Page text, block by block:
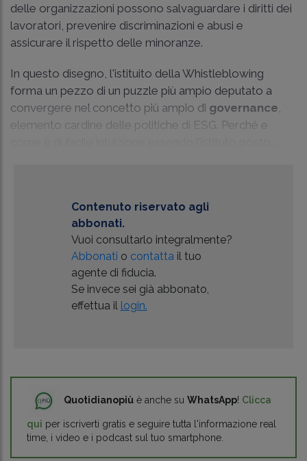
delle organizzazioni possono salvaguardare i diritti dei
lavoratori, prevenire discriminazioni e abusi e
assicurare il rispetto delle minoranze.
In questo disegno, l'istituito della Whistleblowing
forma un pezzo di un puzzle più ampio deputato a
convergere nel concetto più ampio di governance
elemento cardine delle politiche di ESG. Perché e
Contenuto riservato agli
abbonati.
Vuoi consultarlo integralmente?
Abbonati o contatta il tuo
agente di fiducia.
Se invece sei già abbonato,
effettua il login.
Quotidianopiù è anche su WhatsApp! Clicca
qui per iscriverti gratis e seguire tutta l'informazione real
time, i video e i podcast sul tuo smartphone.